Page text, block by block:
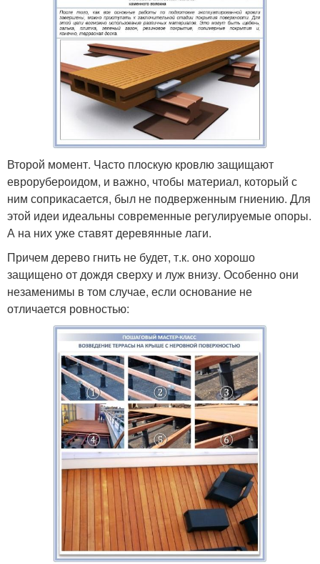
Второй момент. Часто плоскую кровлю защищают
еврорубероидом, и важно, чтобы материал, который с
ним соприкасается, был не подверженным гниению. Для
этой идеи идеальны современные регулируемые опоры.
А на них уже ставят деревянные лаги.
Причем дерево гнить не будет, т.к. оно хорошо
защищено от дождя сверху и луж внизу. Особенно они
незаменимы в том случае, если основание не
отличается ровностью: